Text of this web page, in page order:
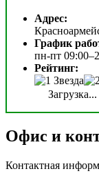
Адрес:
График
пн-пт
Рейтинг:
Загрузка...
Офис и
Контактная